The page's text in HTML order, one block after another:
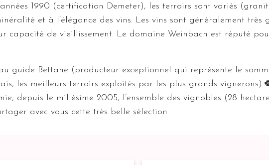
1990 (certification Demeter), les terroirs sont variés
et à l’élégance des vins. Les vins sont généralement très
capacité de vieillissement. Le domaine Weinbach est réputé
guide Bettane (producteur exceptionnel qui représente le
les meilleurs terroirs exploités par les plus grands
depuis le millésime 2005, l’ensemble des vignobles (28
avec vous cette très belle sélection.